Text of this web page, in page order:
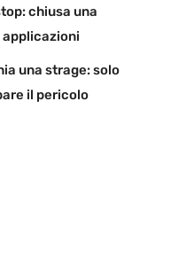
chiusa una
una strage: solo
il pericolo